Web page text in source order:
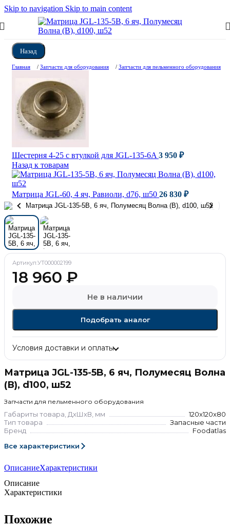
Skip to navigation Skip to main content
Назад
Главная / Запчасти для оборудования / Запчасти для пельменного оборудования
Шестерня 4-25 c втулкой для JGL-135-6A 3 950 ₽
Назад к товарам
Матрица JGL-60, 4 яч, Равиоли, d76, ш50 26 830 ₽
Матрица JGL-135-5B, 6 яч, Полумесяц Волна
(В), d100, ш52
Запчасти для пельменного оборудования
Габариты товара, ДхШхВ, мм
120x120x80
Тип товара
Запасные части
Бренд
Foodatlas
Все характеристики
Артикул:УТ000002199
18 960 ₽
Не в наличии
Подобрать аналог
Условия доставки и оплаты
ОписаниеХарактеристики
Описание
Характеристики
Похожие